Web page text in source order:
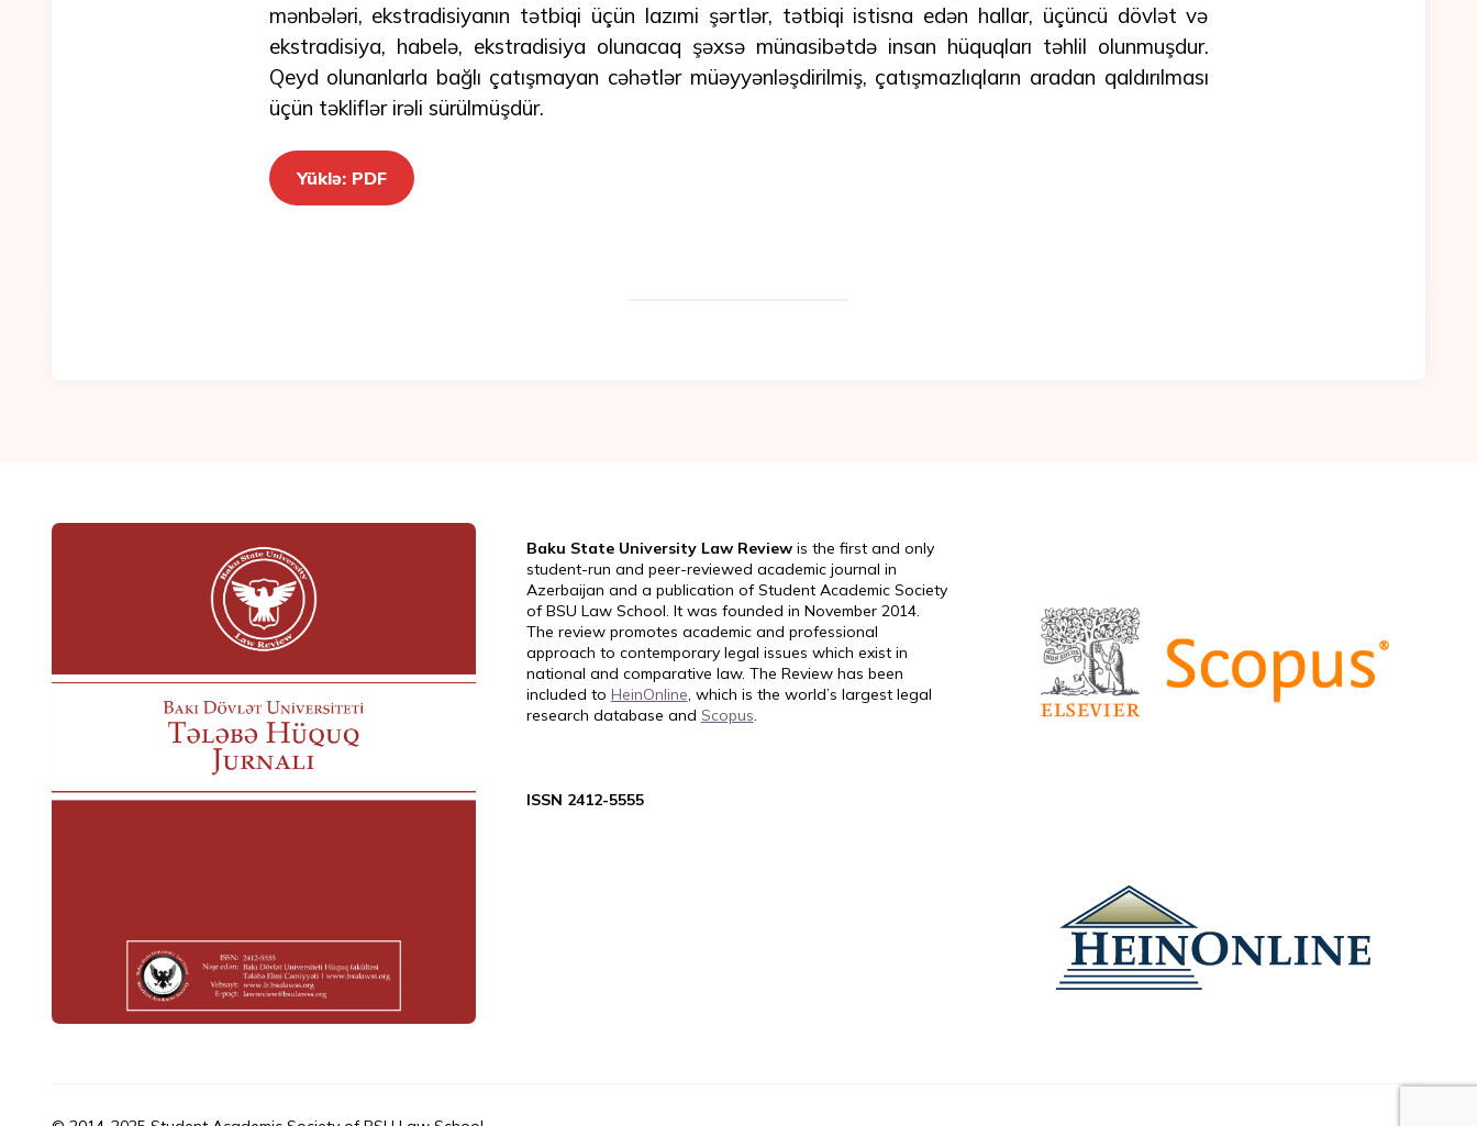
mənbələri, ekstradisiyanın tətbiqi üçün lazımi şərtlər, tətbiqi istisna edən hallar, üçüncü dövlət və
ekstradisiya, habelə, ekstradisiya olunacaq şəxsə münasibətdə insan hüquqları təhlil olunmuşdur.
Qeyd olunanlarla bağlı çatışmayan cəhətlər müəyyənləşdirilmiş, çatışmazlıqların aradan qaldırılması
üçün təkliflər irəli sürülmüşdür.
Yüklə: PDF
Baku State University Law Reviewis the first and only
student-run and peer-reviewed academic journal in
Azerbaijan and a publication of Student Academic Society
of BSU Law School. It was founded in November 2014.
The review promotes academic and professional
approach to contemporary legal issues which exist in
national and comparative law. The Review has been
included to HeinOnline, which is the world’s largest legal
research database and Scopus.
ISSN 2412-5555